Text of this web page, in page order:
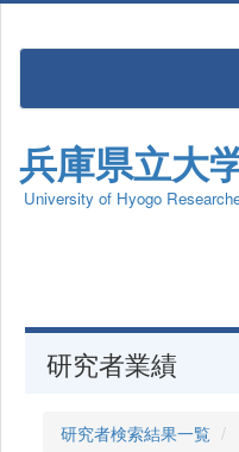
兵庫県立大
University of Hyogo
研究者業績
研究者検索結果一覧